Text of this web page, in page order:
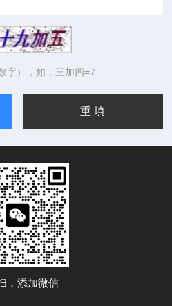
字），如：三加四=7
，添加微信